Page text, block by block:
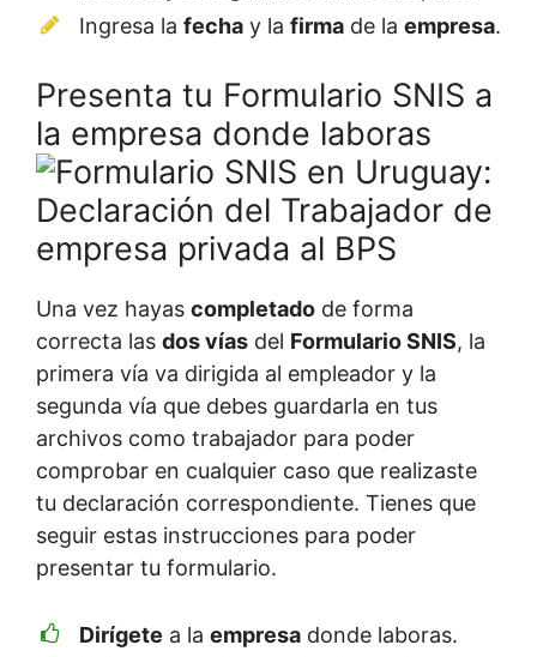
Ingresa la fecha y la firma de la empresa.
Presenta tu Formulario SNIS a
la empresa donde laboras
Una vez hayas completado de forma
correcta las dos vías del Formulario SNIS, la
primera vía va dirigida al empleador y la
segunda vía que debes guardarla en tus
archivos como trabajador para poder
comprobar en cualquier caso que realizaste
tu declaración correspondiente. Tienes que
seguir estas instrucciones para poder
presentar tu formulario.
Dirígete a la empresa donde laboras.